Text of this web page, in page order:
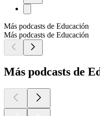
Más podcasts de Educación
Más podcasts de Educación
Más podcasts de